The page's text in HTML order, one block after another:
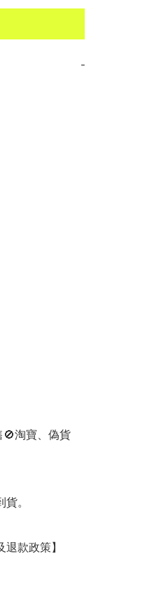
−
淘寶、偽貨
。
款政策】